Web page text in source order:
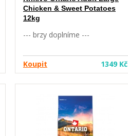
Chicken & Sweet Potatoes
12kg
--- brzy doplníme ---
Koupit 1349 Kč